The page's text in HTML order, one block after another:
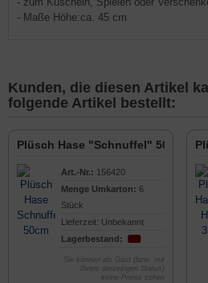
- Maße Höhe:ca. 45 cm
Kunden, die diesen Artikel
folgende Artikel bestellt:
Plüsch Hase "Schnuffel" 50cm
Art.-Nr.: 156420
Menge Umkarton: 6
Stück
Lieferzeit: Unbekannt
Lagerbestand:
Sie können als Gast (bzw. mit
Ihrem derzeitigen Status)
keine Preise sehen